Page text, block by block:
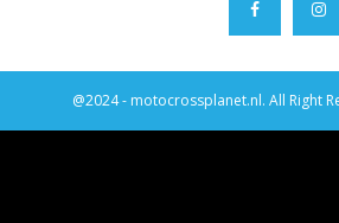
@2024 - motocrossplanet.nl. All Right